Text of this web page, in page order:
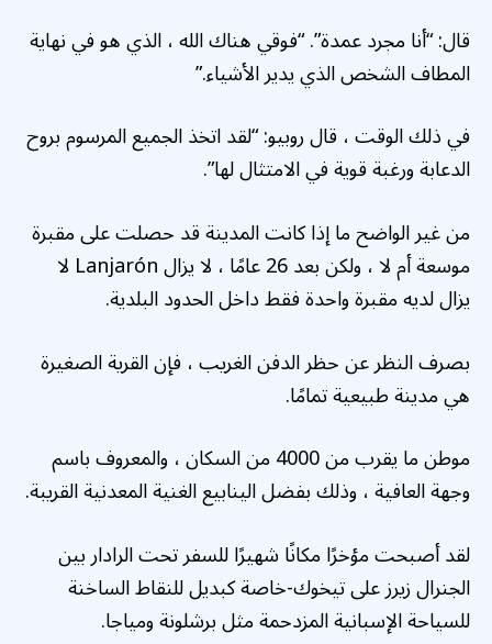
قال: “أنا مجرد عمدة”. “فوقي هناك الله ، الذي هو في نهاية
المطاف الشخص الذي يدير الأشياء.”
في ذلك الوقت ، قال روبيو: “لقد اتخذ الجميع المرسوم بروح
الدعابة ورغبة قوية في الامتثال لها”.
من غير الواضح ما إذا كانت المدينة قد حصلت على مقبرة
موسعة أم لا ، ولكن بعد 26 عامًا ، لا يزال Lanjarón لا
يزال لديه مقبرة واحدة فقط داخل الحدود البلدية.
بصرف النظر عن حظر الدفن الغريب ، فإن القرية الصغيرة
هي مدينة طبيعية تمامًا.
موطن ما يقرب من 4000 من السكان ، والمعروف باسم
وجهة العافية ، وذلك بفضل الينابيع الغنية المعدنية القريبة.
لقد أصبحت مؤخرًا مكانًا شهيرًا للسفر تحت الرادار بين
الجنرال زيرز على تيخوك-خاصة كبديل للنقاط الساخنة
للسياحة الإسبانية المزدحمة مثل برشلونة ومياجا.